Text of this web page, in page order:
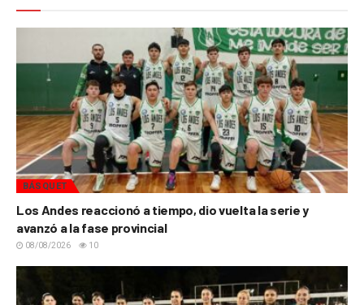
BÁSQUET
Los Andes reaccionó a tiempo, dio vuelta la serie y
avanzó a la fase provincial
08/08/2026 10